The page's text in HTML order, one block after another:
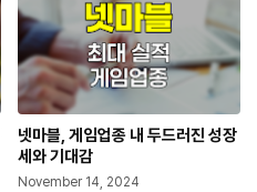
넷마블, 게임업종 내 두드러진 성장
세와 기대감
November 14, 2024